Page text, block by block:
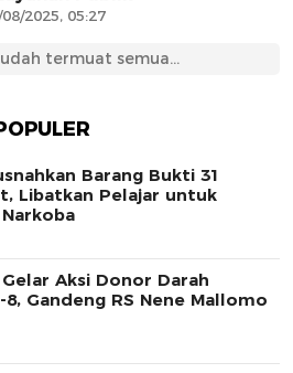
2025, 05:27
termuat semua...
Barang Bukti 31
Libatkan Pelajar untuk
Aksi Donor Darah
Gandeng RS Nene Mallomo